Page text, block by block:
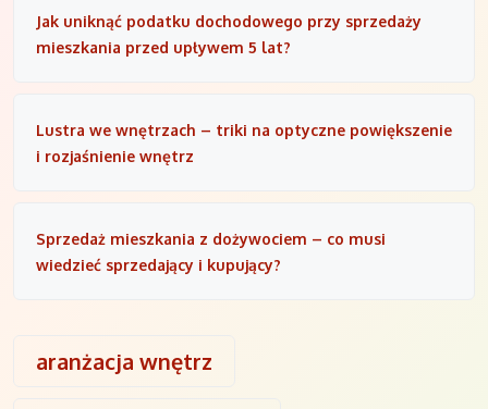
Jak uniknąć podatku dochodowego przy sprzedaży
mieszkania przed upływem 5 lat?
Lustra we wnętrzach – triki na optyczne powiększenie
i rozjaśnienie wnętrz
Sprzedaż mieszkania z dożywociem – co musi
wiedzieć sprzedający i kupujący?
aranżacja wnętrz